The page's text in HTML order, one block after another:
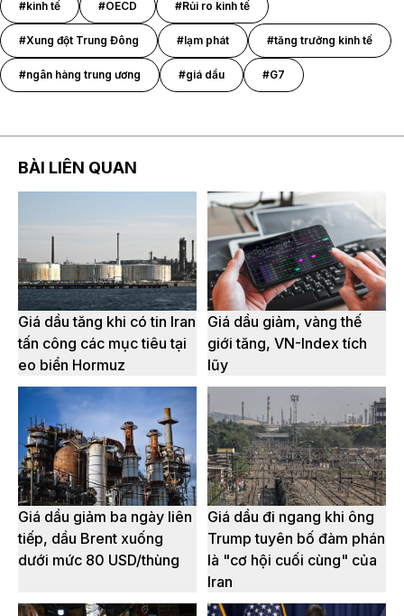
#kinh tế #OECD #Rủi ro kinh tế
#Xung đột Trung Đông #lạm phát #tăng trưởng kinh tế
#ngân hàng trung ương #giá dầu #G7
BÀI LIÊN QUAN
Giá dầu tăng khi có tin Iran
tấn công các mục tiêu tại
eo biển Hormuz
Giá dầu giảm, vàng thế
giới tăng, VN-Index tích
lũy
Giá dầu giảm ba ngày liên
tiếp, dầu Brent xuống
dưới mức 80 USD/thùng
Giá dầu đi ngang khi ông
Trump tuyên bố đàm phán
là "cơ hội cuối cùng" của
Iran